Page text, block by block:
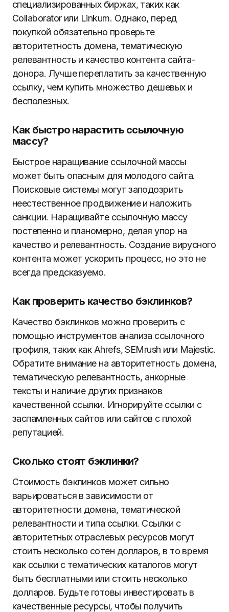
специализированных биржах, таких как
Collaborator или Linkum. Однако, перед
покупкой обязательно проверьте
авторитетность домена, тематическую
релевантность и качество контента сайта-
донора. Лучше переплатить за качественную
ссылку, чем купить множество дешевых и
бесполезных.
Как быстро нарастить ссылочную
массу?
Быстрое наращивание ссылочной массы
может быть опасным для молодого сайта.
Поисковые системы могут заподозрить
неестественное продвижение и наложить
санкции. Наращивайте ссылочную массу
постепенно и планомерно, делая упор на
качество и релевантность. Создание вирусного
контента может ускорить процесс, но это не
всегда предсказуемо.
Как проверить качество бэклинков?
Качество бэклинков можно проверить с
помощью инструментов анализа ссылочного
профиля, таких как Ahrefs, SEMrush или Majestic.
Обратите внимание на авторитетность домена,
тематическую релевантность, анкорные
тексты и наличие других признаков
качественной ссылки. Игнорируйте ссылки с
заспамленных сайтов или сайтов с плохой
репутацией.
Сколько стоят бэклинки?
Стоимость бэклинков может сильно
варьироваться в зависимости от
авторитетности домена, тематической
релевантности и типа ссылки. Ссылки с
авторитетных отраслевых ресурсов могут
стоить несколько сотен долларов, в то время
как ссылки с тематических каталогов могут
быть бесплатными или стоить несколько
долларов. Будьте готовы инвестировать в
качественные ресурсы, чтобы получить